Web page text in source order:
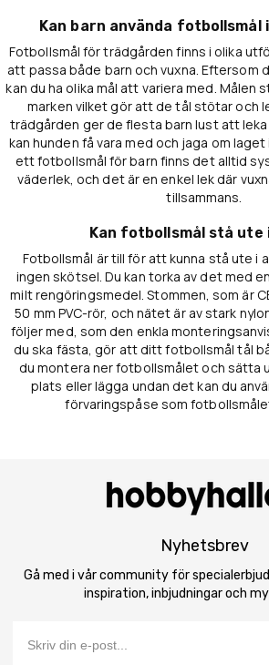
Kan barn använda
Fotbollsmål för trädgården finns i olika
att passa både barn och vuxna. Eftersom
kan du ha olika mål att variera med. Målen
marken vilket gör att de tål stötar och
trädgården ger de flesta barn lust att
kan hunden få vara med och jaga om
ett fotbollsmål för barn finns det alltid
väderlek, och det är en enkel lek där
tillsammans.
Kan fotbollsmål stå ute
Fotbollsmål är till för att kunna stå ute i
ingen skötsel. Du kan torka av det med
milt rengöringsmedel. Stommen, som är
50 mm PVC-rör, och nätet är av stark
följer med, som den enkla
du ska fästa, gör att ditt fotbollsmål tål
du montera ner fotbollsmålet och sätta
plats eller lägga undan det kan du
förvaringspåse som
Nyhetsbrev
Gå med i vår community för
inspiration, inbjudningar och